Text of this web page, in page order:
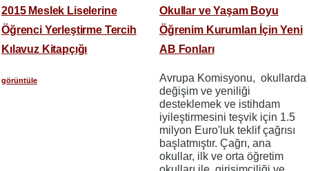
2015 Meslek Liselerine
Öğrenci Yerleştirme Tercih
Kılavuz Kitapçığı
görüntüle
Okullar ve Yaşam Boyu
Öğrenim Kurumları İçin Yeni
AB Fonları
Avrupa Komisyonu, okullarda
değişim ve yeniliği
desteklemek ve istihdam
iyileştirmesini teşvik için 1.5
milyon Euro'luk teklif çağrısı
başlatmıştır. Çağrı, ana
okullar, ilk ve orta öğretim